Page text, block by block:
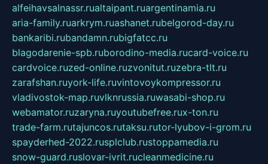
alfeihavsalnassr.rualtaipant.ruargentinamia.ru
aria-family.ruarkrym.ruashanet.rubelgorod-day.ru
bankaribi.rubandamn.rubigfatcc.ru
blagodarenie-spb.ruborodino-media.rucard-voice.ru
cardvoice.ruzed-online.ruzvonitut.ruzebra-tlt.ru
zarafshan.ruyork-life.ruvintovoykompressor.ru
vladivostok-map.ruvlknrussia.ruwasabi-shop.ru
webamator.ruzaryna.ruyoutubefree.rux-ton.ru
trade-farm.rutajuncos.rutaksu.rutor-lyubov-i-grom.ru
spayderhed-2022.rusplclub.rustoppamedia.ru
snow-guard.ruslovar-ivrit.rucleanmedicine.ru